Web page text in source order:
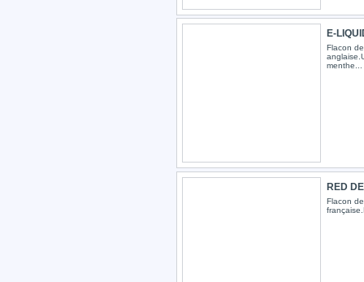
E-
Flacon
menthe...
RED
Flacon